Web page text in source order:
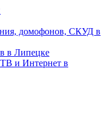
домофонов, СКУД в
в Липецке
ТВ и Интернет в